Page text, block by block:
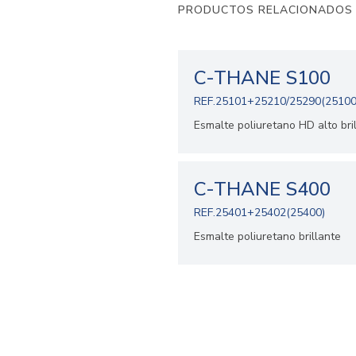
PRODUCTOS RELACIONADOS
C-THANE S100
REF.25101+25210/
Esmalte poliuretano HD alto
C-THANE S400
REF.25401+25402(25400)
Esmalte poliuretano brillante